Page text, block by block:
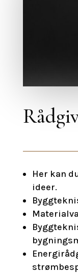
Her kan
ideer.